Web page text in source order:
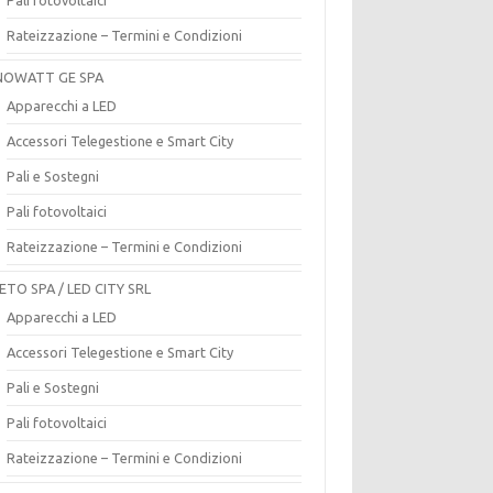
Rateizzazione – Termini e Condizioni
GE SPA
Apparecchi a LED
Accessori Telegestione e Smart City
Pali e Sostegni
Pali fotovoltaici
Rateizzazione – Termini e Condizioni
SPA / LED CITY SRL
Apparecchi a LED
Accessori Telegestione e Smart City
Pali e Sostegni
Pali fotovoltaici
Rateizzazione – Termini e Condizioni